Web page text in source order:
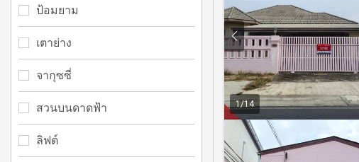
1/14
ป้อมยาม
เตาย่าง
จากุซซี่
สวนบนดาดฟ้า
ลิฟต์